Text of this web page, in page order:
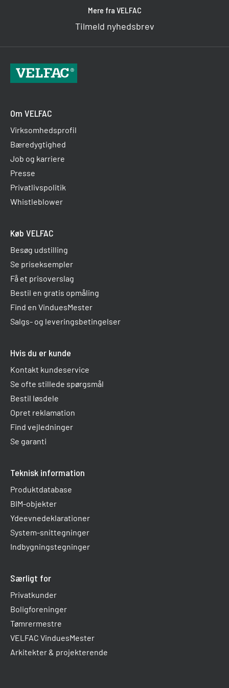
Mere fra VELFAC
Tilmeld nyhedsbrev
Om VELFAC
Virksomhedsprofil
Bæredygtighed
Job og karriere
Presse
Privatlivspolitik
Whistleblower
Køb VELFAC
Besøg udstilling
Se priseksempler
Få et prisoverslag
Bestil en gratis opmåling
Find en VinduesMester
Salgs- og leveringsbetingelser
Hvis du er kunde
Kontakt kundeservice
Se ofte stillede spørgsmål
Bestil løsdele
Opret reklamation
Find vejledninger
Se garanti
Teknisk information
Produktdatabase
BIM-objekter
Ydeevnedeklarationer
System-snittegninger
Indbygningstegninger
Særligt for
Privatkunder
Boligforeninger
Tømrermestre
VELFAC VinduesMester
Arkitekter & projekterende